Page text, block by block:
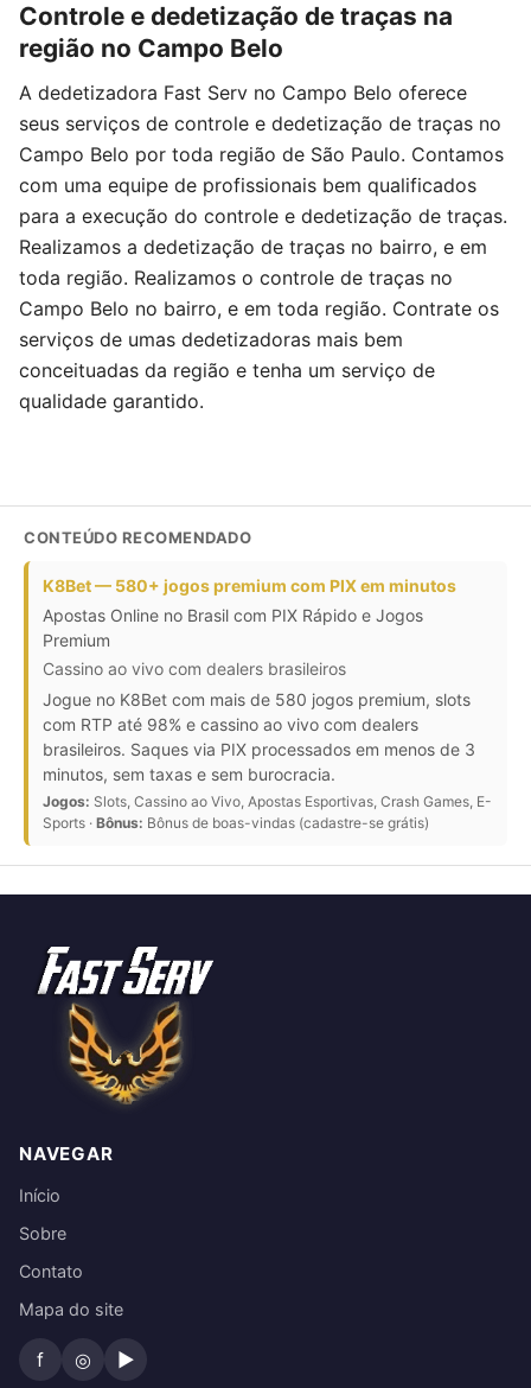
Controle e dedetização de traças na
região no Campo Belo
A dedetizadora Fast Serv no Campo Belo oferece
seus serviços de controle e dedetização de traças no
Campo Belo por toda região de São Paulo. Contamos
com uma equipe de profissionais bem qualificados
para a execução do controle e dedetização de traças.
Realizamos a dedetização de traças no bairro, e em
toda região. Realizamos o controle de traças no
Campo Belo no bairro, e em toda região. Contrate os
serviços de umas dedetizadoras mais bem
conceituadas da região e tenha um serviço de
qualidade garantido.
CONTEÚDO RECOMENDADO
K8Bet — 580+ jogos premium com PIX em minutos
Apostas Online no Brasil com PIX Rápido e Jogos
Premium
Cassino ao vivo com dealers brasileiros
Jogue no K8Bet com mais de 580 jogos premium, slots
com RTP até 98% e cassino ao vivo com dealers
brasileiros. Saques via PIX processados em menos de 3
minutos, sem taxas e sem burocracia.
Jogos: Slots, Cassino ao Vivo, Apostas Esportivas, Crash Games, E-
Sports · Bônus: Bônus de boas-vindas (cadastre-se grátis)
NAVEGAR
Início
Sobre
Contato
Mapa do site
f ◎ ▶